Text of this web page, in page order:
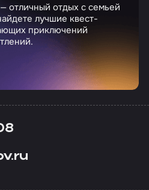
отличный отдых с семьей
лучшие квест-
приключений